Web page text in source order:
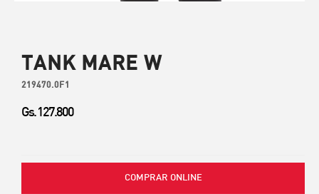
TANK MARE W
219470.0F1
Gs. 127.800
COMPRAR ONLINE